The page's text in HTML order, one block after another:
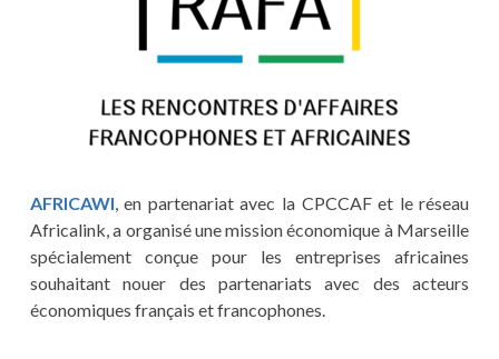
AFRICAWI , en partenariat avec la CPCCAF et le réseau
Africalink, a organisé une mission économique à Marseille
spécialement conçue pour les entreprises africaines
souhaitant nouer des partenariats avec des acteurs
économiques français et francophones.